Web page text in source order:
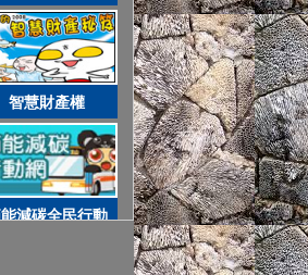
空氣品質監測站
圓夢助學網
遊戲軟體分級制
資訊服務入口
智慧財產權